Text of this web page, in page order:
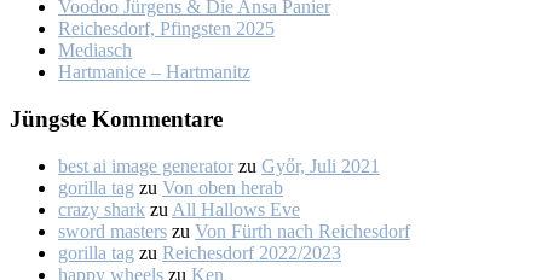
Voo­doo Jür­gens & Die An­sa Pa­nier
Rei­ches­dorf, Pfings­ten 2025
Me­dia­sch
Hart­ma­nice – Hart­ma­nitz
Jüngs­te Kom­men­ta­re
best ai image generator zu Győr, Ju­li 2021
gorilla tag zu Von oben her­ab
crazy shark zu All Hal­lows Eve
sword masters zu Von Fürth nach Rei­ches­dorf
gorilla tag zu Rei­ches­dorf 2022/2023
happy wheels zu Ken